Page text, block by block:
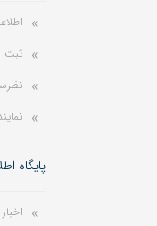
ثبت
پایگاه
اخبار